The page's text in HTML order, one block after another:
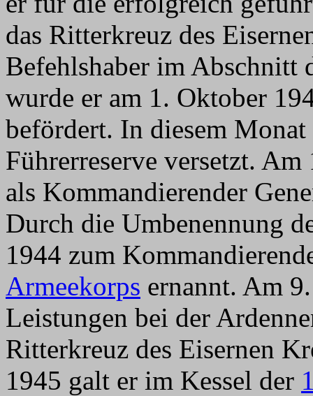
das Ritterkreuz des
Befehlshaber im Abschnitt
wurde er am 1. Oktober
befördert. In diesem
Führerreserve versetzt.
als Kommandierender
Durch die Umbenennung
1944 zum
Armeekorps ernannt. Am
Leistungen bei der
Ritterkreuz des Eisernen
1945 galt er im Kessel der